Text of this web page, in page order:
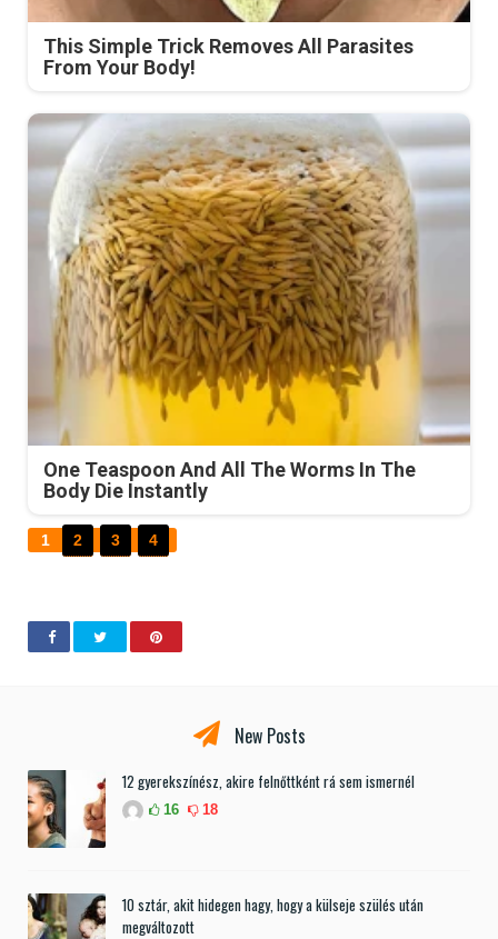
This Simple Trick Removes All Parasites
From Your Body!
One Teaspoon And All The Worms In The
Body Die Instantly
1 2 3 4
New Posts
12 gyerekszínész, akire felnőttként rá sem ismernél
16 18
10 sztár, akit hidegen hagy, hogy a külseje szülés után
megváltozott